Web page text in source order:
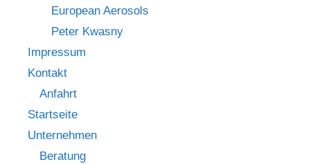
European Aerosols
Peter Kwasny
Impressum
Kontakt
Anfahrt
Startseite
Unternehmen
Beratung